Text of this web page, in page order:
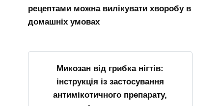
рецептами можна вилікувати хворобу в
домашніх умовах
Микозан від грибка нігтів:
інструкція із застосування
антимікотичного препарату,